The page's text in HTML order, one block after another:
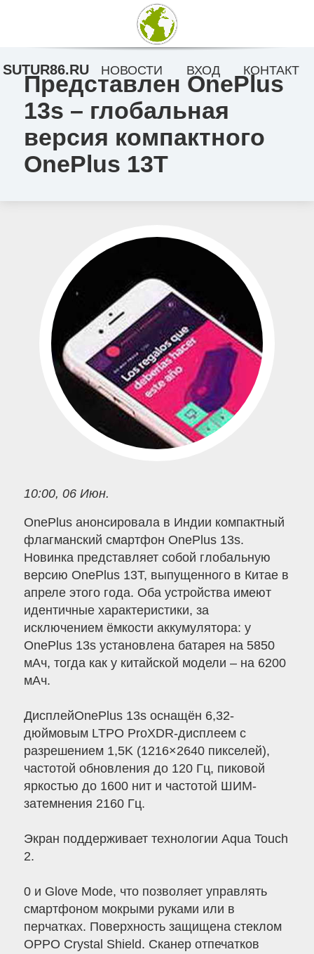
Представлен OnePlus
13s – глобальная
версия компактного
OnePlus 13T
10:00, 06 Июн.
OnePlus анонсировала в Индии компактный
флагманский смартфон OnePlus 13s.
Новинка представляет собой глобальную
версию OnePlus 13T, выпущенного в Китае в
апреле этого года. Оба устройства имеют
идентичные характеристики, за
исключением ёмкости аккумулятора: у
OnePlus 13s установлена батарея на 5850
мАч, тогда как у китайской модели – на 6200
мАч.
ДисплейOnePlus 13s оснащён 6,32-
дюймовым LTPO ProXDR-дисплеем с
разрешением 1,5K (1216×2640 пикселей),
частотой обновления до 120 Гц, пиковой
яркостью до 1600 нит и частотой ШИМ-
затемнения 2160 Гц.
Экран поддерживает технологии Aqua Touch
2.
0 и Glove Mode, что позволяет управлять
смартфоном мокрыми руками или в
перчатках. Поверхность защищена стеклом
OPPO Crystal Shield. Сканер отпечатков
SUTUR86.RU НОВОСТИ ВХОД КОНТАКТ